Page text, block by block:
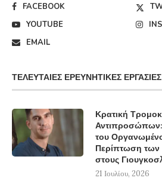
FACEBOOK
YOUTUBE
EMAIL
ΤΕΛΕΥΤΑΊΕΣ ΕΡΕΥΝΗΤΙΚΈΣ ΕΡΓΑΣΊΕΣ
Κρατική
του
Περίπτωση των
στους
21 Ιουλίου, 2026